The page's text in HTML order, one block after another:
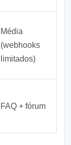
Média
(webhooks
limitados)
FAQ + fórum